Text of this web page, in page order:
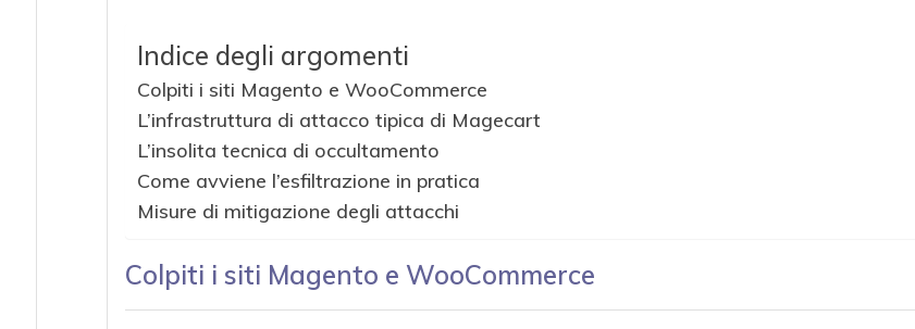
Indice degli argomenti
Colpiti i siti Magento e WooCommerce
L’infrastruttura di attacco tipica di Magecart
L’insolita tecnica di occultamento
Come avviene l’esfiltrazione in pratica
Misure di mitigazione degli attacchi
Colpiti i siti Magento e WooCommerce